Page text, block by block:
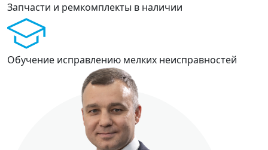
Запчасти и ремкомплекты в наличии
Обучение исправлению мелких неисправностей